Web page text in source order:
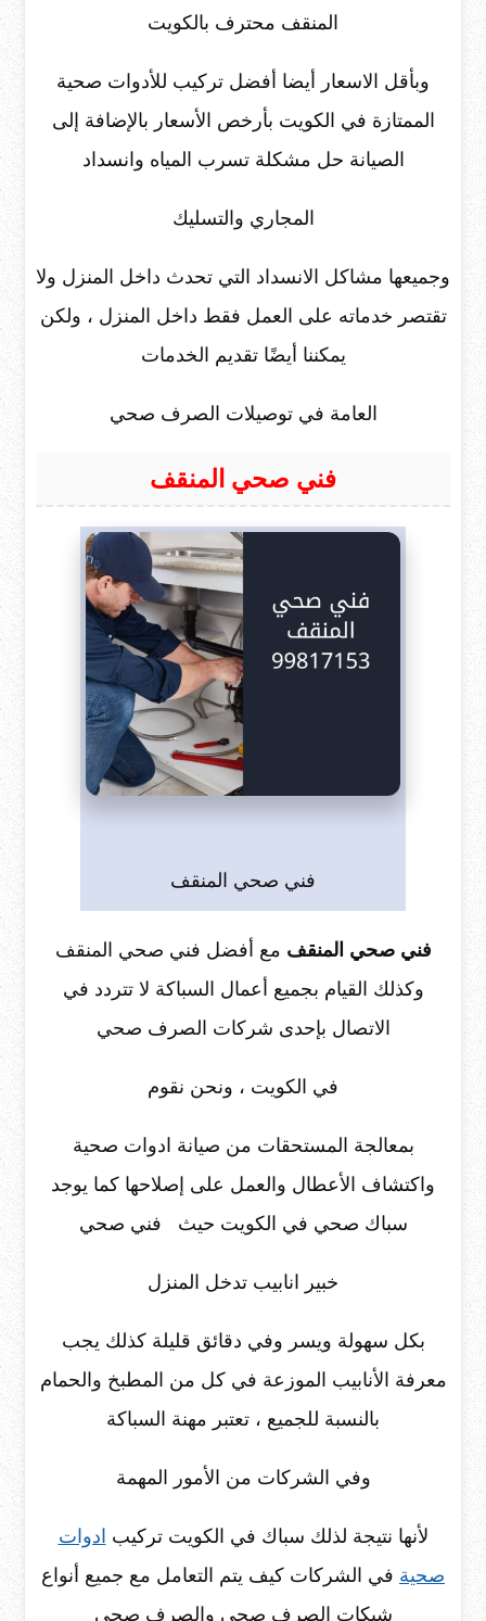
المنقف محترف بالكويت
وبأقل الاسعار أيضا أفضل تركيب للأدوات صحية
الممتازة في الكويت بأرخص الأسعار بالإضافة إلى
الصيانة حل مشكلة تسرب المياه وانسداد
المجاري والتسليك
وجميعها مشاكل الانسداد التي تحدث داخل المنزل ولا
تقتصر خدماته على العمل فقط داخل المنزل ، ولكن
يمكننا أيضًا تقديم الخدمات
العامة في توصيلات الصرف صحي
فني صحي المنقف
فني صحي المنقف
فني صحي المنقف مع أفضل فني صحي المنقف
وكذلك القيام بجميع أعمال السباكة لا تتردد في
الاتصال بإحدى شركات الصرف صحي
في الكويت ، ونحن نقوم
بمعالجة المستحقات من صيانة ادوات صحية
واكتشاف الأعطال والعمل على إصلاحها كما يوجد
سباك صحي في الكويت حيث فني صحي
خبير انابيب تدخل المنزل
بكل سهولة ويسر وفي دقائق قليلة كذلك يجب
معرفة الأنابيب الموزعة في كل من المطبخ والحمام
بالنسبة للجميع ، تعتبر مهنة السباكة
وفي الشركات من الأمور المهمة
لأنها نتيجة لذلك سباك في الكويت تركيب ادوات
صحية في الشركات كيف يتم التعامل مع جميع أنواع
شبكات الصرف صحي والصرف صحي